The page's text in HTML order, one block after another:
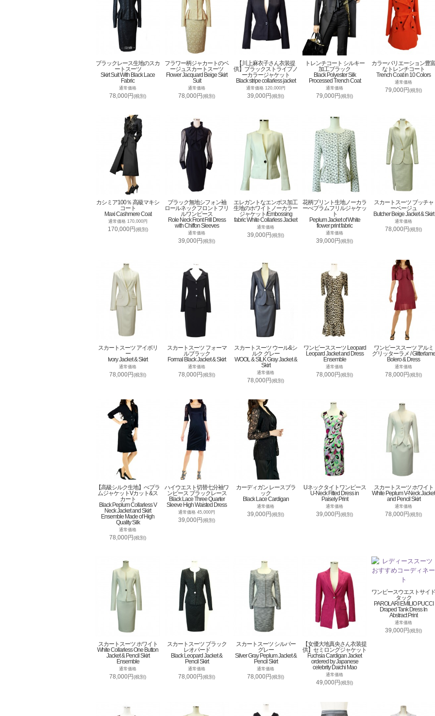
ブラックレース生地のスカ
ートスーツ
Skirt Suit With Black Lace
Fabric
通常価格
78,000円(税別)
フラワー柄ジャカートのベ
ージュスカートスーツ
Flower Jacquard Beige Skirt
Suit
通常価格
78,000円(税別)
【川上麻衣子さん衣装提
供】ブラックストライプノ
ーカラージャケット
Black stripe collarless jacket
通常価格 120,000円
39,000円(税別)
トレンチコート シルキー
加工ブラック
Black Polyester Silk
Processed Trench Coat
通常価格
79,000円(税別)
カラーバリエーション豊富
なトレンチコート
Trench Coat in 10 Colors
通常価格
79,000円(税別)
カシミア100％ 高級マキシ
コート
Maxi Cashmere Coat
通常価格 170,000円
170,000円(税別)
ブラック無地シフォン袖
ロールネックフロントフリ
ルワンピース
Role Neck Front Frill Dress
with Chiffon Sleeves
通常価格
39,000円(税別)
エレガントなエンボス加工
生地のホワイトノーカラー
ジャケット/Embossing
fabric White Collarless Jacket
通常価格
39,000円(税別)
花柄プリント生地ノーカラ
ーぺプラムフリルジャケッ
ト
Peplum Jacket of White
flower print fabric
通常価格
39,000円(税別)
スカートスーツ ブッチャ
ーベージュ
Butcher Beige Jacket & Skirt
通常価格
78,000円(税別)
スカートスーツ アイボリ
ー
Ivory Jacket & Skirt
通常価格
78,000円(税別)
スカートスーツ フォーマ
ルブラック
Formal Black Jacket & Skirt
通常価格
78,000円(税別)
スカートスーツ ウール&シ
ルク グレー
WOOL & SILK Gray Jacket &
Skirt
通常価格
78,000円(税別)
ワンピーススーツ Leopard
Leopard Jacket and Dress
Ensemble
通常価格
78,000円(税別)
ワンピーススーツ アルミ
グリッターラメ / Glitterlame
Bolero & Dress
通常価格
78,000円(税別)
【高級シルク生地】ぺプラ
ムジャケットVカット&ス
カート
Black Peplum Collarless V
Neck Jacket and Skirt
Ensemble Made of High
Quality Silk
通常価格
78,000円(税別)
ハイウエスト切替七分袖ワ
ンピース ブラックレース
Black Lace Three Quarter
Sleeve High Waisted Dress
通常価格 45,000円
39,000円(税別)
カーディガン レースブラ
ック
Black Lace Cardigan
通常価格
39,000円(税別)
Uネックタイトワンピース
U-Neck Fitted Dress in
Paisely Print
通常価格
39,000円(税別)
スカートスーツ ホワイト
White Peplum V-Neck Jacket
and Pencil Skirt
通常価格
78,000円(税別)
スカートスーツ ホワイト
White Collarless One Button
Jacket & Pencil Skirt
Ensemble
通常価格
78,000円(税別)
スカートスーツ ブラック
レオパード
Black Leopard Jacket &
Pencil Skirt
通常価格
78,000円(税別)
スカートスーツ シルバー
グレー
Silver Gray Peplum Jacket &
Pencil Skirt
通常価格
78,000円(税別)
【女優大地真央さん衣装提
供】セミロングジャケット
Fuchsia Cardigan Jacket
ordered by Japanese
celebrity Daichi Mao
通常価格
49,000円(税別)
ワンピースウエストサイド
タック
PAROLARI EMILIO PUCCI
Draped Tank Dress In
Abstract Print
通常価格
39,000円(税別)